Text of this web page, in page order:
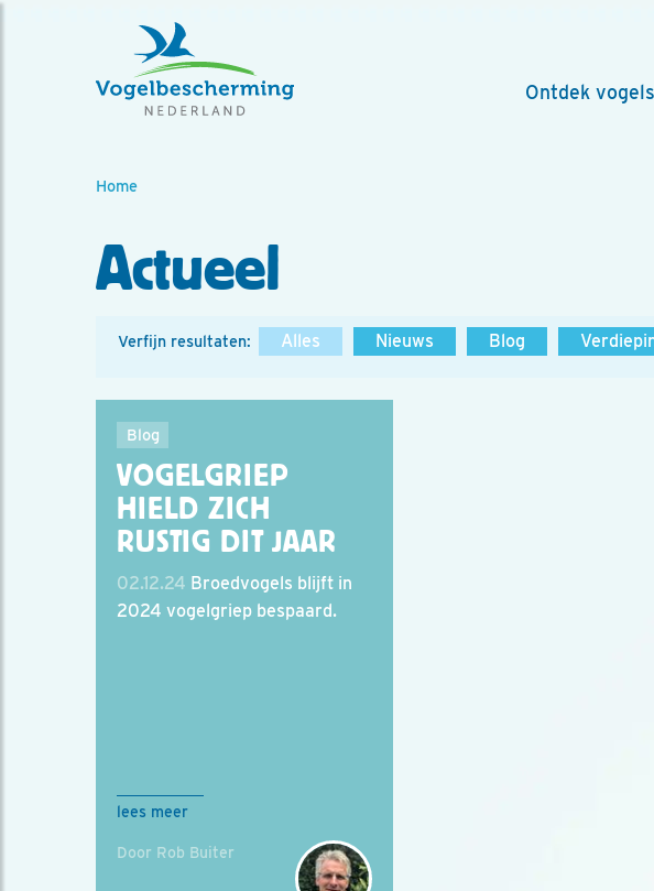
Ontdek vogels
Home
Actueel
Verfijn resultaten: Alles Nieuws Blog
Blog
VOGELGRIEP
HIELD ZICH
RUSTIG DIT JAAR
02.12.24 Broedvogels blijft in
2024 vogelgriep bespaard.
lees meer
Door Rob Buiter